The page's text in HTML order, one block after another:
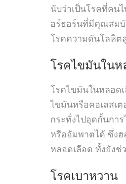
นับว่าเป็นโรคที่คน
อร์ธอร์นที่มีคุณสมบั
โรคความดันโลหิต
โรคไขมันในห
โรคไขมันในหลอด
ไขมันหรือคอเลสเ
กระทั่งไปอุดกั้นกา
หรืออัมพาตได้ ซึ่ง
หลอดเลือด ทั้งยังช่
โรคเบาหวาน